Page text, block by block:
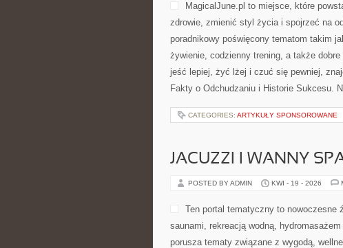
MagicalJune.pl to miejsce, które
zdrowie, zmienić styl życia i spojrzeć na
poradnikowy poświęcony tematom takim
żywienie, codzienny trening, a także
jeść lepiej, żyć lżej i czuć się pewniej,
Fakty o Odchudzaniu i Historie Sukcesu.
CATEGORIES: ARTYKUŁY SPONSOROWANE
JACUZZI I WANNY
POSTED BY ADMIN KWI - 19 - 2026
Ten portal tematyczny to nowoczesne
saunami, rekreacją wodną,
porusza tematy związane z wygodą,